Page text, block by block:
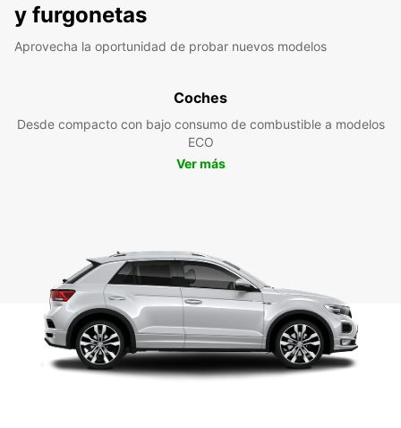
y furgonetas
Aprovecha la oportunidad de probar nuevos modelos
Coches
Desde compacto con bajo consumo de combustible a modelos
ECO
Ver más